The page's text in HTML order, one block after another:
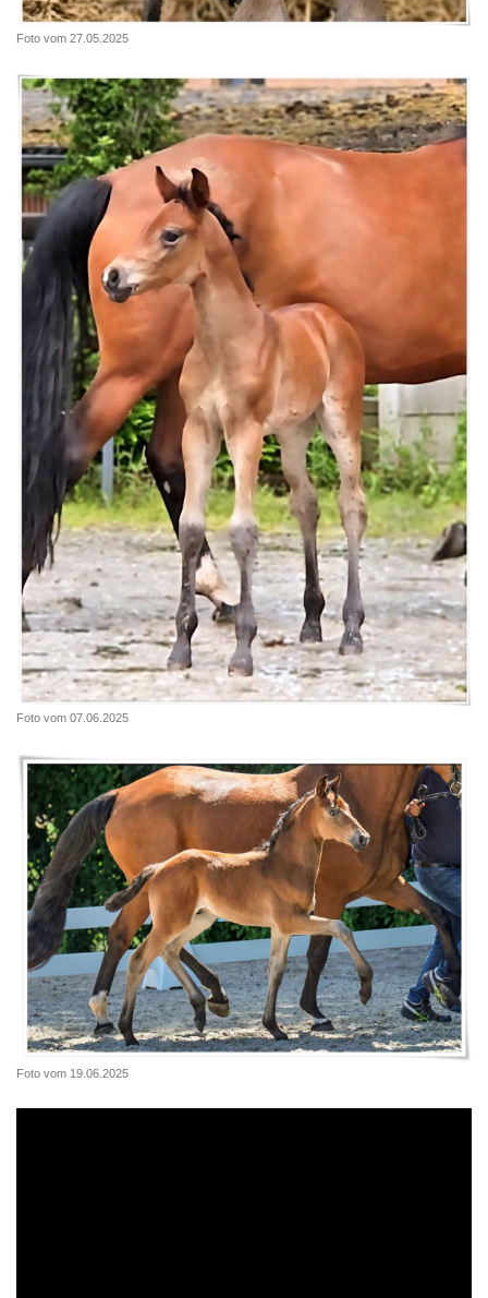
Foto vom 27.05.2025
Foto vom 07.06.2025
Foto vom 19.06.2025